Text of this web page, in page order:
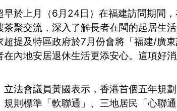
早於上月（6月24日）在福建訪問期間
茶聚交流，深入了解長者在閩的起居生
超提及特區政府於7月份會將「福建/廣
內地安居退休生活更添安心。這項好
立法會議員黃國表示，香港首個五年規
規則標準「軟聯通」、三地居民「心聯